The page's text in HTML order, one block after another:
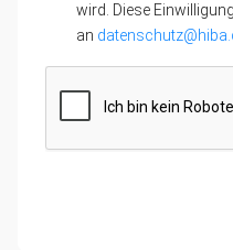
wird. Diese
an